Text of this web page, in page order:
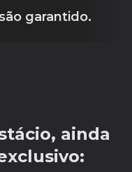
garantido.
ainda